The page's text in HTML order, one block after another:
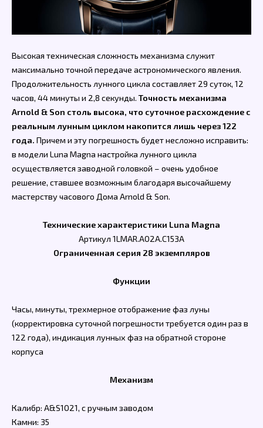
Высокая техническая сложность механизма служит
максимально точной передаче астрономического явления.
Продолжительность лунного цикла составляет 29 суток, 12
часов, 44 минуты и 2,8 секунды.Точность механизма
Arnold & Son столь высока, что суточное расхождение с
реальным лунным циклом накопится лишь через 122
года. Причем и эту погрешность будет несложно исправить:
в модели Luna Magna настройка лунного цикла
осуществляется заводной головкой – очень удобное
решение, ставшее возможным благодаря высочайшему
мастерству часового Дома Arnold & Son.
Технические характеристики Luna Magna
Артикул 1LMAR.A02A.C153A
Ограниченная серия 28 экземпляров
Функции
Часы, минуты, трехмерное отображение фаз луны
(корректировка суточной погрешности требуется один раз в
122 года), индикация лунных фаз на обратной стороне
корпуса
Механизм
Калибр: A&S1021, с ручным заводом
Камни: 35